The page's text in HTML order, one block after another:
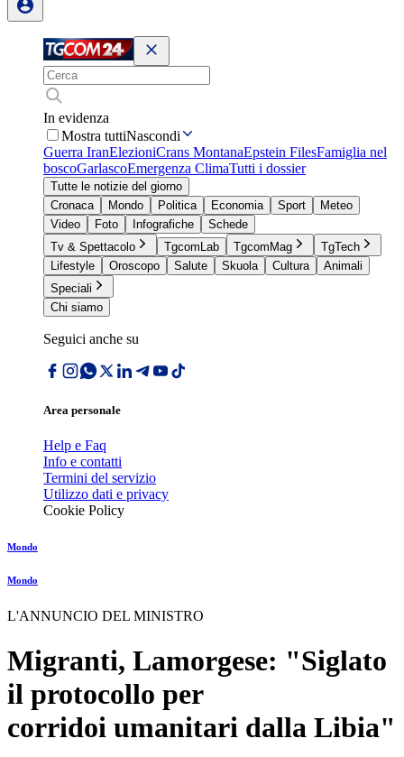
In evidenza
Mostra tuttiNascondi
Guerra IranElezioniCrans MontanaEpstein FilesFamiglia nel
boscoGarlascoEmergenza ClimaTutti i dossier
Tutte le notizie del giorno
Cronaca
Mondo Politica Economia Sport
Meteo
Video
Foto Infografiche
Schede
Tv & Spettacolo
TgcomLab TgcomMag
TgTech
Lifestyle
Oroscopo Salute Skuola Cultura
Animali
Speciali
Chi siamo
Seguici anche su
Area personale
Help e Faq
Info e contatti
Termini del servizio
Utilizzo dati e privacy
Cookie Policy
Mondo
Mondo
L'ANNUNCIO DEL MINISTRO
Migranti, Lamorgese: "Siglato
il protocollo per
corridoi umanitari dalla Libia"